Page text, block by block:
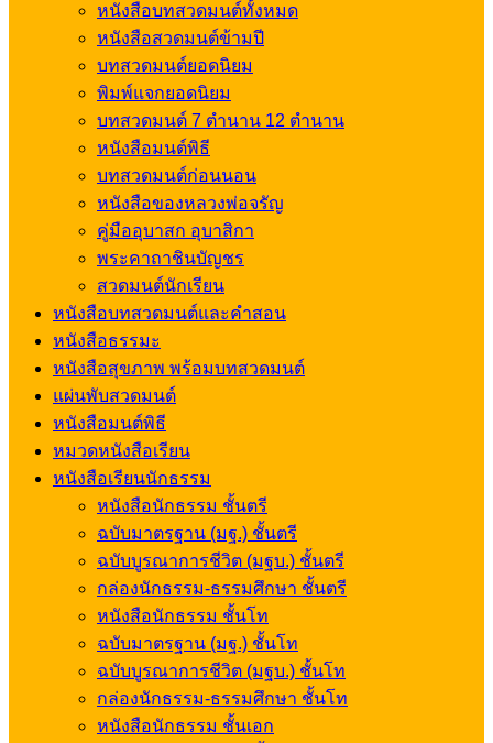
หนังสือบทสวดมนต์ทั้งหมด
หนังสือสวดมนต์ข้ามปี
บทสวดมนต์ยอดนิยม
พิมพ์แจกยอดนิยม
บทสวดมนต์ 7 ตำนาน 12 ตำนาน
หนังสือมนต์พิธี
บทสวดมนต์ก่อนนอน
หนังสือของหลวงพ่อจรัญ
คู่มืออุบาสก อุบาสิกา
พระคาถาชินบัญชร
สวดมนต์นักเรียน
หนังสือบทสวดมนต์และคำสอน
หนังสือธรรมะ
หนังสือสุขภาพ พร้อมบทสวดมนต์
แผ่นพับสวดมนต์
หนังสือมนต์พิธี
หมวดหนังสือเรียน
หนังสือเรียนนักธรรม
หนังสือนักธรรม ชั้นตรี
ฉบับมาตรฐาน (มฐ.) ชั้นตรี
ฉบับบูรณาการชีวิต (มฐบ.) ชั้นตรี
กล่องนักธรรม-ธรรมศึกษา ชั้นตรี
หนังสือนักธรรม ชั้นโท
ฉบับมาตรฐาน (มฐ.) ชั้นโท
ฉบับบูรณาการชีวิต (มฐบ.) ชั้นโท
กล่องนักธรรม-ธรรมศึกษา ชั้นโท
หนังสือนักธรรม ชั้นเอก